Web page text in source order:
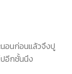
อนก่อนแล้วจึงปู
ปอีกชั้นนึง